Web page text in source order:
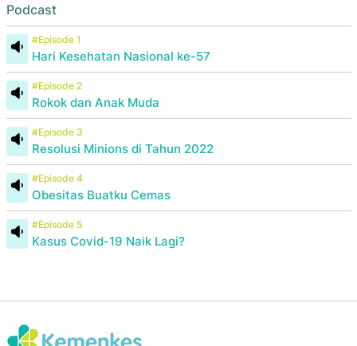
Podcast
#Episode 1
Hari Kesehatan Nasional ke-57
#Episode 2
Rokok dan Anak Muda
#Episode 3
Resolusi Minions di Tahun 2022
#Episode 4
Obesitas Buatku Cemas
#Episode 5
Kasus Covid-19 Naik Lagi?